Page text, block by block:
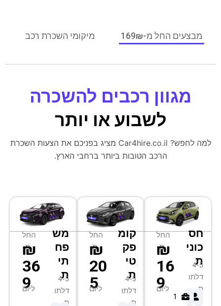
מבצעים החל מ-169₪ מיקומי השכרת רכב
מגוון רכבים להשכרה
לשבוע או יותר
למה לחפש? Car4hire.co.il מציג בפניכם את הצעות השכרת
הרכב הטובות ביותר ברחבי הארץ.
חס
כוני
ת
4-5
דלתו
ת
4
1
החל
מ-
₪
16
9
ליום
קומ
פק
טי
ת
4-5
דלתו
ת
החל
מ-
₪
20
5
ליום
מש
פח
תי
ת
4-5
דלתו
ת
החל
מ-
₪
36
9
ליום